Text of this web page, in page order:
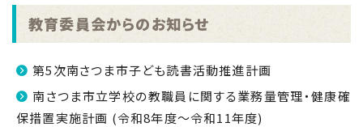
教育委員会からのお知らせ
第5次南さつま市子ども読書活動推進計画
南さつま市立学校の教職員に関する業務量管理・健康確
保措置実施計画 (令和8年度～令和11年度)